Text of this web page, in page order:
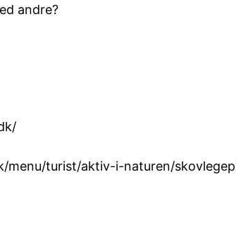
andre?
turist/aktiv-i-naturen/